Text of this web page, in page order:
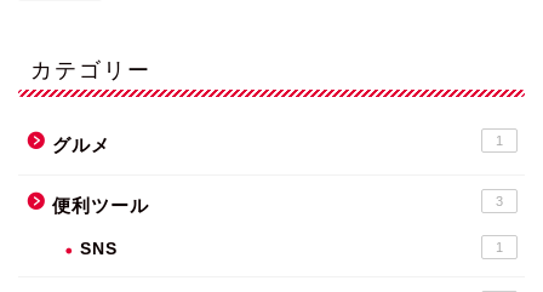
カテゴリー
グルメ 1
便利ツール 3
SNS 1